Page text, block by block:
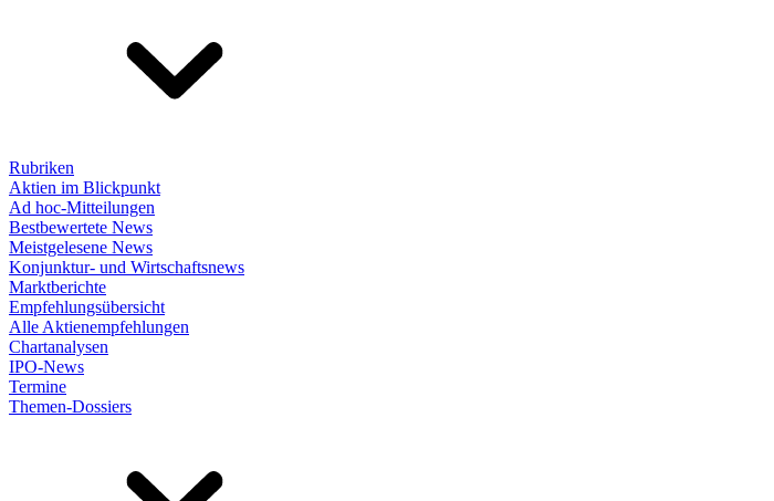
Rubriken
Aktien im Blickpunkt
Ad hoc-Mitteilungen
Bestbewertete News
Meistgelesene News
Konjunktur- und Wirtschaftsnews
Marktberichte
Empfehlungsübersicht
Alle Aktienempfehlungen
Chartanalysen
IPO-News
Termine
Themen-Dossiers